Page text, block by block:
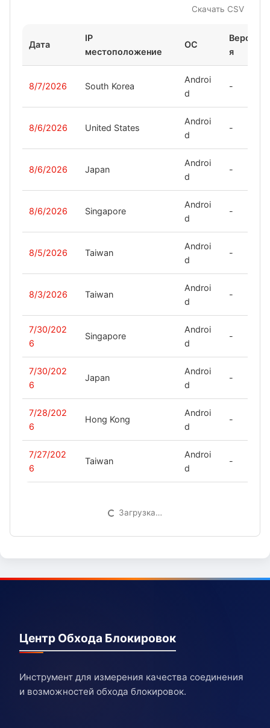
Скачать CSV
Дата
IP
местоположение
ОС
Верси
я
8/7/2026 South Korea
Androi
d
-
8/6/2026 United States
Androi
d
-
8/6/2026 Japan
Androi
d
-
8/6/2026 Singapore
Androi
d
-
8/5/2026 Taiwan
Androi
d
-
8/3/2026 Taiwan
Androi
d
-
7/30/202
6
Singapore
Androi
d
-
7/30/202
6
Japan
Androi
d
-
7/28/202
6
Hong Kong
Androi
d
-
7/27/202
6
Taiwan
Androi
d
-
Загрузка…
Центр Обхода Блокировок
Инструмент для измерения качества соединения
и возможностей обхода блокировок.